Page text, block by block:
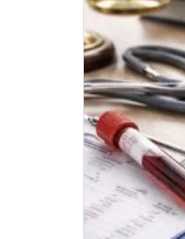
Test
PEth
et
alcool
au
volant
:
un
élément
clé